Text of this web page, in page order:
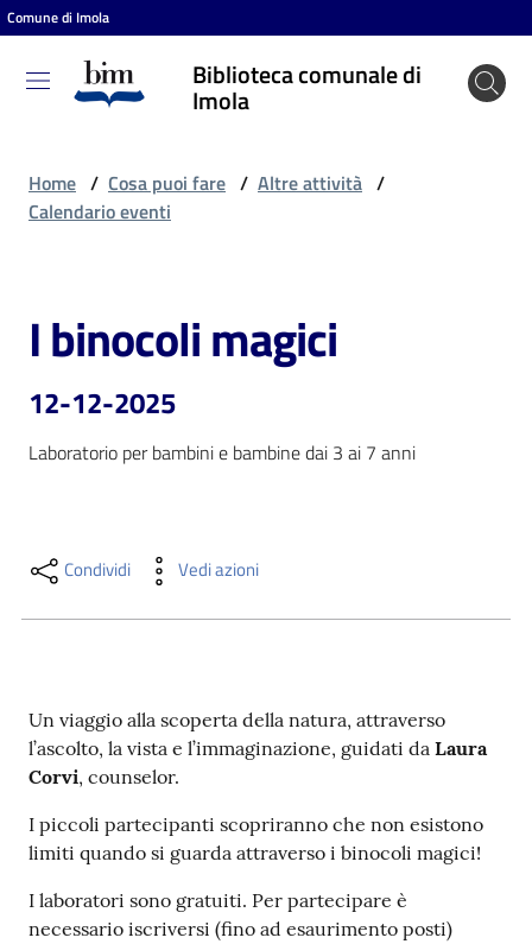
Vai al contenuto
Vai alla navigazione
Vai al footer
Comune di Imola
Biblioteca comunale di
Imola
Biblioteca
comunale
Cosa
puoi
fare
contenuti
Piani
Home / Cosa puoi fare / Altre attività /
Calendario eventi
Salta al contenuto
I binocoli magici
12-12-2025
Laboratorio per bambini e bambine dai 3 ai 7 anni
Condividi Vedi azioni
Un viaggio alla scoperta della natura, attraverso
l’ascolto, la vista e l’immaginazione, guidati da Laura
Corvi, counselor.
I piccoli partecipanti scopriranno che non esistono
limiti quando si guarda attraverso i binocoli magici!
I laboratori sono gratuiti. Per partecipare è
necessario iscriversi (fino ad esaurimento posti)